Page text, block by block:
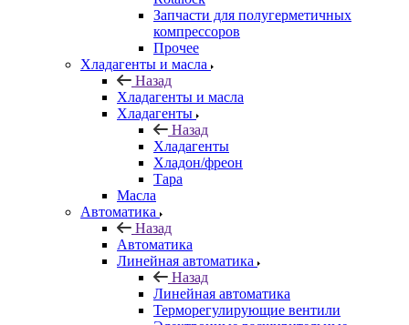
Запчасти для полугерметичных
компрессоров
Прочее
Хладагенты и масла
Назад
Хладагенты и масла
Хладагенты
Назад
Хладагенты
Хладон/фреон
Тара
Масла
Автоматика
Назад
Автоматика
Линейная автоматика
Назад
Линейная автоматика
Терморегулирующие вентили